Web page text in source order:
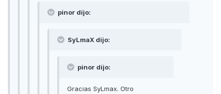
pinor dijo:
SyLmaX dijo:
pinor dijo:
Gracias SyLmax. Otro